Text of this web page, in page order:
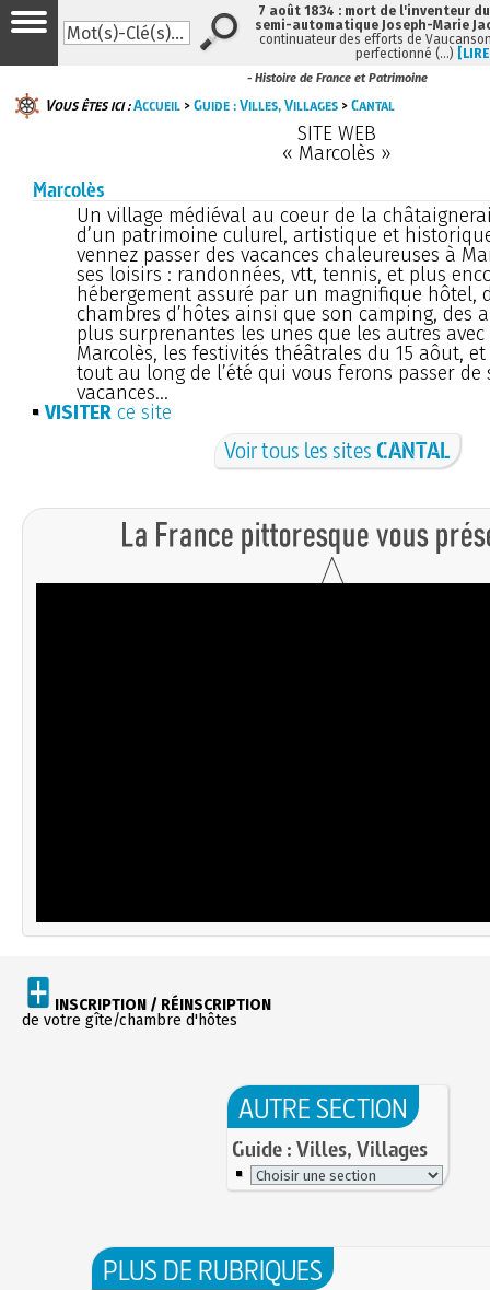
- Histoire de France et Patrimoine
Vous êtes ici :Accueil >Guide : Villes, Villages >Cantal
SITE WEB
« Marcolès »
Marcolès
Un village médiéval au coeur de la
d’un patrimoine culurel, artistique et
vennez passer des vacances chaleureuses à
ses loisirs : randonnées, vtt, tennis, et plus
hébergement assuré par un magnifique hôtel,
chambres d’hôtes ainsi que son camping, des
plus surprenantes les unes que les autres
Marcolès, les festivités théâtrales du 15 aôut,
tout au long de l’été qui vous ferons passer de
vacances...
VISITER ce site
Voir tous les sites CANTAL
INSCRIPTION / RÉINSCRIPTION
de votre gîte/chambre d'hôtes
AUTRE SECTION
Guide : Villes, Villages
PLUS DE RUBRIQUES
7 août 1834 : mort de l'inventeur
semi-automatique Joseph-Marie
continuateur des efforts de
perfectionné (…)